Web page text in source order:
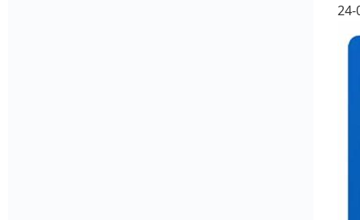
24-